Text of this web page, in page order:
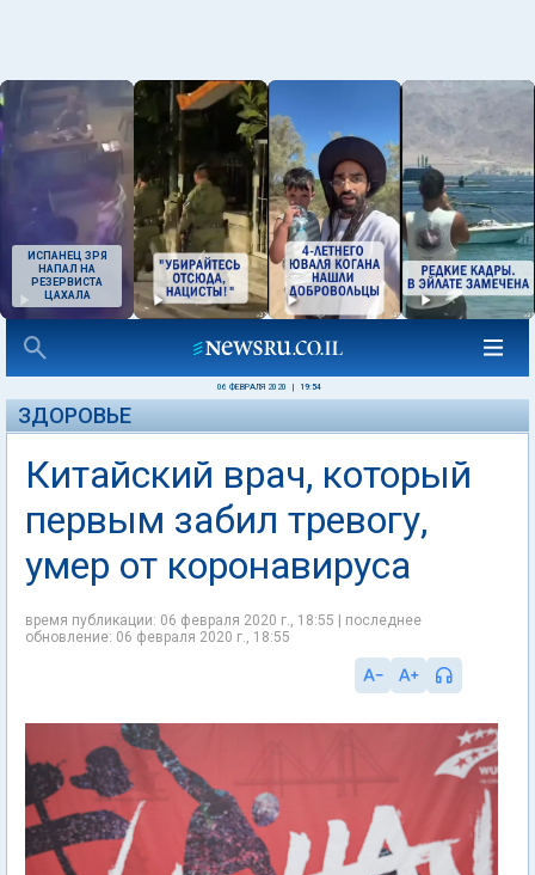
ИСПАНЕЦ ЗРЯ
НАПАЛ НА
РЕЗЕРВИСТА
ЦАХАЛА
06 ФЕВРАЛЯ 2020 19:54
ЗДОРОВЬЕ
Китайский врач, который
первым забил тревогу,
умер от коронавируса
время публикации: 06 февраля 2020 г., 18:55 | последнее
обновление: 06 февраля 2020 г., 18:55